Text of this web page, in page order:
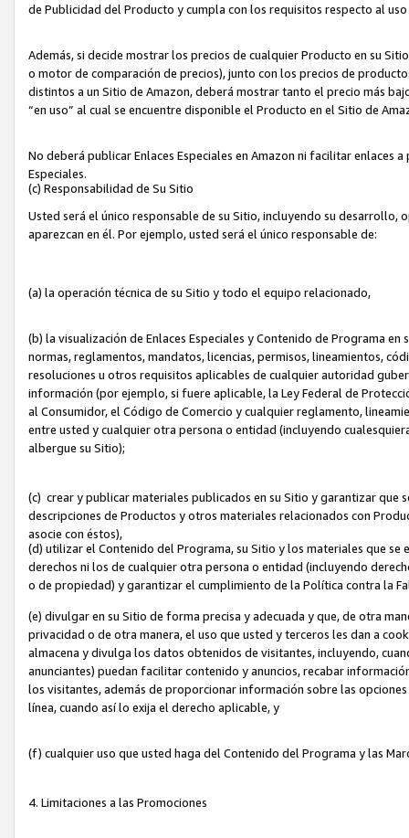
de Publicidad del Producto y cumpla con los requisitos respecto al uso
Además, si decide mostrar los precios de cualquier Producto en su
o motor de comparación de precios), junto con los precios de
distintos a un Sitio de Amazon, deberá mostrar tanto el precio más
“en uso” al cual se encuentre disponible el Producto en el Sitio de
No deberá publicar Enlaces Especiales en Amazon ni facilitar enlaces
Especiales.
(c) Responsabilidad de Su Sitio
Usted será el único responsable de su Sitio, incluyendo su
aparezcan en él. Por ejemplo, usted será el único responsable de:
(a) la operación técnica de su Sitio y todo el equipo relacionado,
(b) la visualización de Enlaces Especiales y Contenido de Programa
normas, reglamentos, mandatos, licencias, permisos, lineamientos,
resoluciones u otros requisitos aplicables de cualquier autoridad
información (por ejemplo, si fuere aplicable, la Ley Federal de
al Consumidor, el Código de Comercio y cualquier reglamento,
entre usted y cualquier otra persona o entidad (incluyendo
albergue su Sitio);
(c) crear y publicar materiales publicados en su Sitio y garantizar que
descripciones de Productos y otros materiales relacionados con
asocie con éstos),
(d) utilizar el Contenido del Programa, su Sitio y los materiales que se
derechos ni los de cualquier otra persona o entidad (incluyendo
o de propiedad) y garantizar el cumplimiento de la Política contra la
(e) divulgar en su Sitio de forma precisa y adecuada y que, de otra
privacidad o de otra manera, el uso que usted y terceros les dan a
almacena y divulga los datos obtenidos de visitantes, incluyendo,
anunciantes) puedan facilitar contenido y anuncios, recabar
los visitantes, además de proporcionar información sobre las
línea, cuando así lo exija el derecho aplicable, y
(f) cualquier uso que usted haga del Contenido del Programa y las
4. Limitaciones a las Promociones